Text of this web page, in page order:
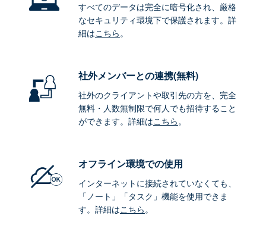
すべてのデータは完全に暗号化され、厳格
なセキュリティ環境下で保護されます。詳
細はこちら。
社外メンバーとの連携(無料)
社外のクライアントや取引先の方を、完全
無料・人数無制限で何人でも招待すること
ができます。詳細はこちら。
オフライン環境での使用
インターネットに接続されていなくても、
「ノート」「タスク」機能を使用できま
す。詳細はこちら。